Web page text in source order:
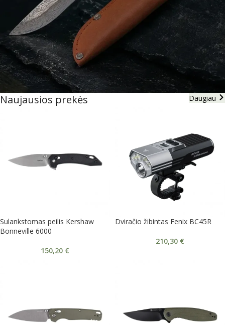
Naujausios prekės Daugiau
Sulankstomas peilis Kershaw
Bonneville 6000
150,20 €
Dviračio žibintas Fenix BC45R
210,30 €